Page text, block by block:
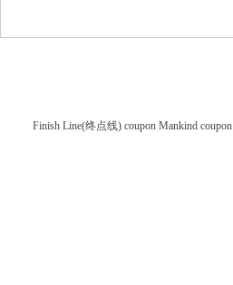
Finish Line(终点线) coupon Mankind coupon